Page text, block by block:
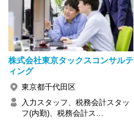
株式会社東京タックスコンサルテ
ィング
東京都千代田区
入力スタッフ、税務会計スタッ
フ(内勤)、税務会計ス…